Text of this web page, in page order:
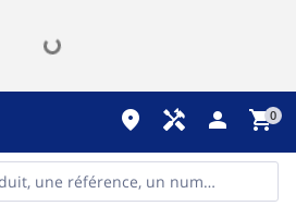
place handyman person shopping_cart0